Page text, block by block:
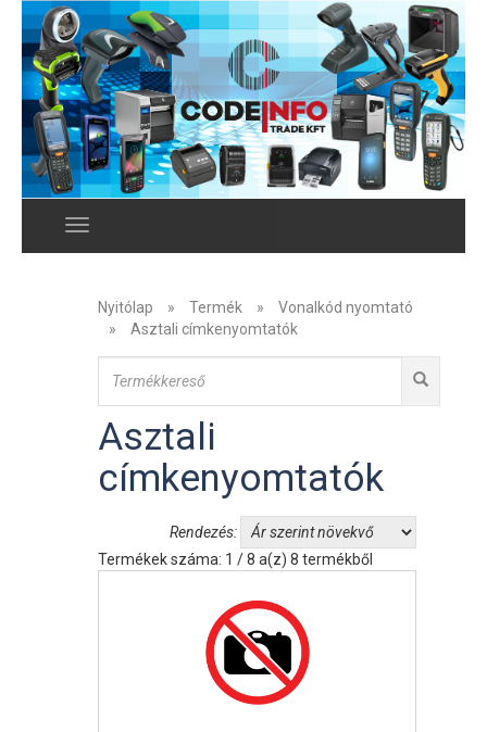
Menu
Nyitólap » Termék »
Vonalkód nyomtató
»
Asztali címkenyomtatók
Asztali
címkenyomtatók
Rendezés:
Termékek száma: 1 / 8 a(z) 8 termékből